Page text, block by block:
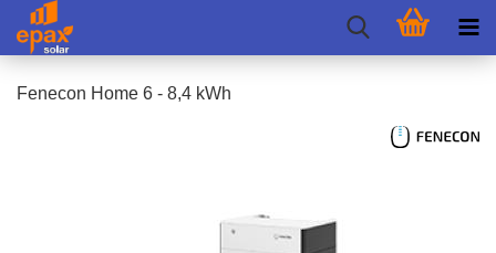
Fen­e­con Home 6 - 8,4 kWh